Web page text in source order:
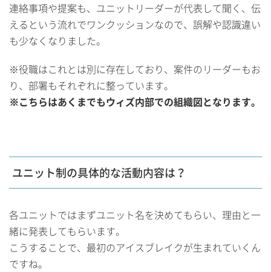
連絡事項や提案も、ユニットリーダーが代表して聞く、伝
えるという流れでワンクッションなので、誤解や認識違い
も少なくなりました。
※役職はこれとは別に存在しており、案件のリーダーもお
り、部署もそれぞれに整っています。
※こちらはあくまでもウィズ内部での組織図となります。
ユニット制の具体的な活動内容は？
各ユニットではまずユニット名を決めてもらい、理由と一
緒に発表してもらいます。
こうすることで、最初のアイスブレイクが生まれていくん
ですね。